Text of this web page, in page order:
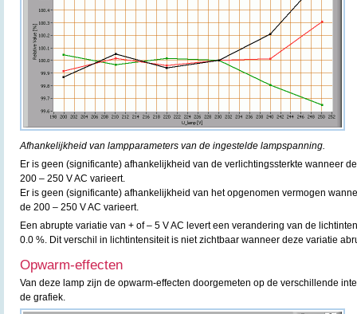
Afhankelijkheid van lampparameters van de ingestelde lampspanning.
Er is geen (significante) afhankelijkheid van de verlichtingssterkte wanneer
200 – 250 V AC varieert.
Er is geen (significante) afhankelijkheid van het opgenomen vermogen
de 200 – 250 V AC varieert.
Een abrupte variatie van + of – 5 V AC levert een verandering van de
0.0 %. Dit verschil in lichtintensiteit is niet zichtbaar wanneer deze variatie
Opwarm-effecten
Van deze lamp zijn de opwarm-effecten doorgemeten op de verschillende
de grafiek.